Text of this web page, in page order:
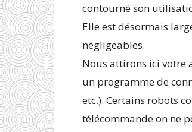
contourné son
Elle est désormais
négligeables.
Nous attirons ici votre
un programme de
etc.). Certains robots
télécommande on ne